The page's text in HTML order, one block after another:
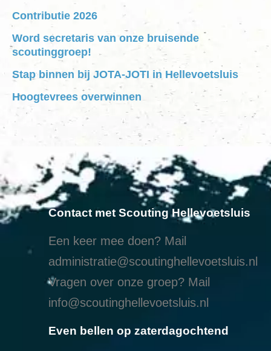
Contributie 2026
Word secretaris van onze bruisende
scoutinggroep!
Stap binnen bij JOTA-JOTI in Hellevoetsluis
Hoogtevrees overwinnen
Contact met Scouting Hellevoetsluis
Een keer mee doen? Mail
administratie@scoutinghellevoetsluis.nl
Vragen over onze groep? Mail
info@scoutinghellevoetsluis.nl
Even bellen op zaterdagochtend